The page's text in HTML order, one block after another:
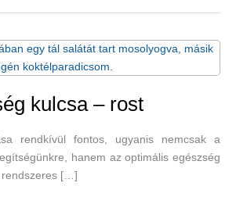
kulcsa – rost
rendkívül fontos, ugyanis nemcsak a
hanem az optimális egészség
rendszeres […]